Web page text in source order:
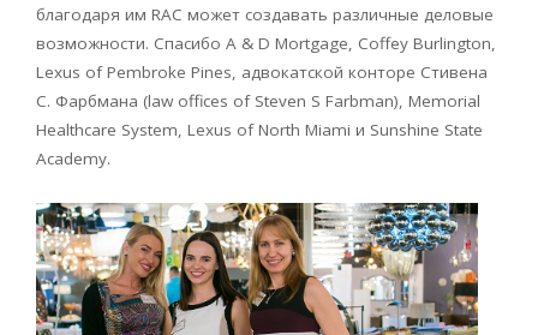
благодаря им RAC может создавать различные деловые
возможности. Спасибо A & D Mortgage, Coffey Burlington,
Lexus of Pembroke Pines, адвокатской конторе Стивена
С. Фарбмана (law offices of Steven S Farbman), Memorial
Healthcare System, Lexus of North Miami и Sunshine State
Academy.